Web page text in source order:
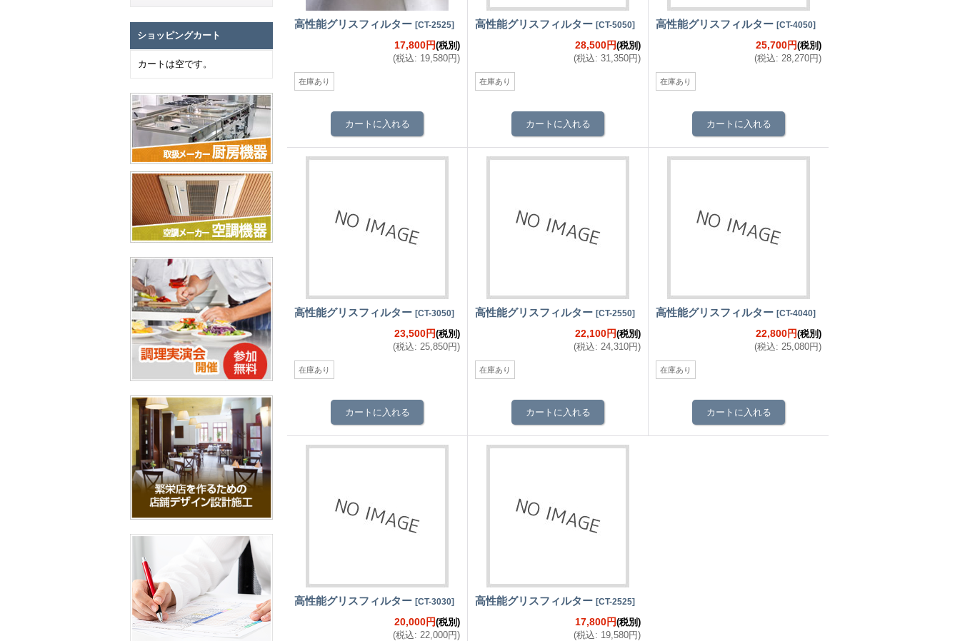
ショッピングカート
カートは空です。
高性能グリスフィルター [CT-2525]
17,800円(税別)
(税込: 19,580円)
在庫あり
高性能グリスフィルター [CT-5050]
28,500円(税別)
(税込: 31,350円)
在庫あり
高性能グリスフィルター [CT-4050]
25,700円(税別)
(税込: 28,270円)
在庫あり
高性能グリスフィルター [CT-3050]
23,500円(税別)
(税込: 25,850円)
在庫あり
高性能グリスフィルター [CT-2550]
22,100円(税別)
(税込: 24,310円)
在庫あり
高性能グリスフィルター [CT-4040]
22,800円(税別)
(税込: 25,080円)
在庫あり
高性能グリスフィルター [CT-3030]
20,000円(税別)
(税込: 22,000円)
高性能グリスフィルター [CT-2525]
17,800円(税別)
(税込: 19,580円)